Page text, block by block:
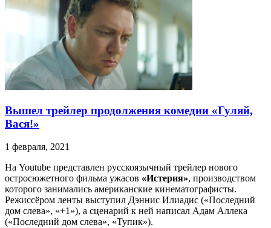
Вышел трейлер продолжения комедии «Гуляй,
Вася!»
1 февраля, 2021
На Youtube представлен русскоязычный трейлер нового
остросюжетного фильма ужасов «Истерия», производством
которого занимались американские кинематографисты.
Режиссёром ленты выступил Дэннис Илиадис («Последний
дом слева», «+1»), а сценарий к ней написал Адам Аллека
(«Последний дом слева», «Тупик»).